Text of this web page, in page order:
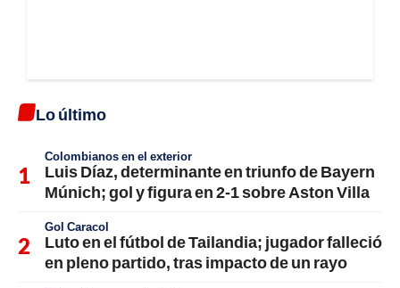
Lo último
Colombianos en el exterior
Luis Díaz, determinante en triunfo de Bayern
Múnich; gol y figura en 2-1 sobre Aston Villa
Gol Caracol
Luto en el fútbol de Tailandia; jugador falleció
en pleno partido, tras impacto de un rayo